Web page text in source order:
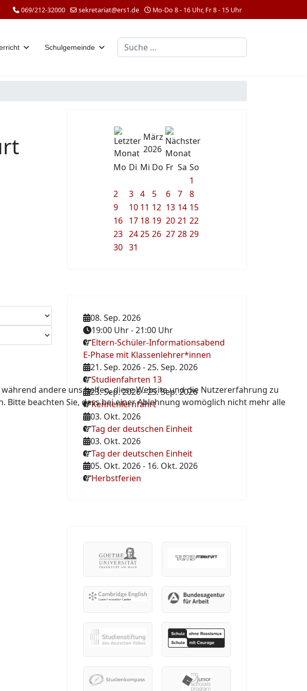
069/212-32000 sekretariat@ers1.de Mo-Do 8 - 16 Uhr, Fr 8 - 15 Uhr
Schulgemeinde Suchen
März
2026
Mo Di Mi Do Fr Sa So
1
2
3 4 5 6 7
8
9
10 11 12 13 14 15
16
17 18 19 20 21 22
23 24 25 26 27 28 29
30 31
08. Sep. 2026
19:00 Uhr-21:00 Uhr
Eltern-Schüler-Informationsabend
E-Phase mit Klassenlehrer*innen
21. Sep. 2026-25. Sep. 2026
Studienfahrten 13
23. Sep. 2026-25. Sep. 2026
Kennenlernfahrt
03. Okt. 2026
Tag der deutschen Einheit
03. Okt. 2026
Tag der deutschen Einheit
05. Okt. 2026- 16. Okt. 2026
Herbstferien
andere uns helfen, diese Website und die Nutzererfahrung zu
Bitte beachten Sie, dass bei einer Ablehnung womöglich nicht mehr alle